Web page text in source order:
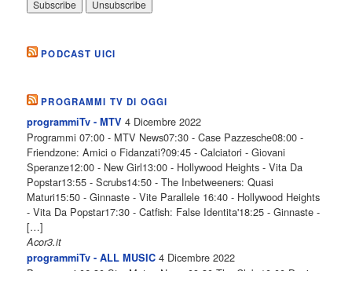
PODCAST UICI
PROGRAMMI TV DI OGGI
programmiTv - MTV 4 Dicembre 2022
Programmi 07:00 - MTV News07:30 - Case Pazzesche08:00 -
Friendzone: Amici o Fidanzati?09:45 - Calciatori - Giovani
Speranze12:00 - New Girl13:00 - Hollywood Heights - Vita Da
Popstar13:55 - Scrubs14:50 - The Inbetweeners: Quasi
Maturi15:50 - Ginnaste - Vite Parallele 16:40 - Hollywood Heights
- Vita Da Popstar17:30 - Catfish: False Identita'18:25 - Ginnaste -
[…]
Acor3.it
programmiTv - ALL MUSIC 4 Dicembre 2022
Programmi 06.30 Star.Meteo.News 09.30 The Club 10.00 Deejay